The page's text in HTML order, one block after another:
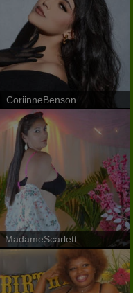
CoriinneBenson
MadameScarlett